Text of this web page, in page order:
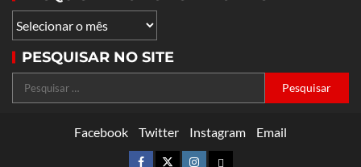
PESQUISAR NO SITE
Facebook Twitter Instagram Email